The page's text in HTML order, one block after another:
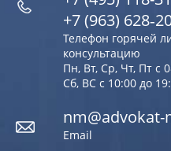
+7 (963)
Телефон горячей
консультацию
Пн, Вт, Ср, Чт, Пт с
Сб, ВС с 10:00 до
nm@advokat-
Email